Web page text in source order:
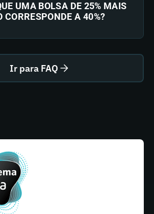
UMA BOLSA DE 25% MAIS
CORRESPONDE A 40%?
Ir para FAQ